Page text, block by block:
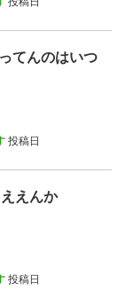
てんのはいつ
投稿日
えんか
投稿日